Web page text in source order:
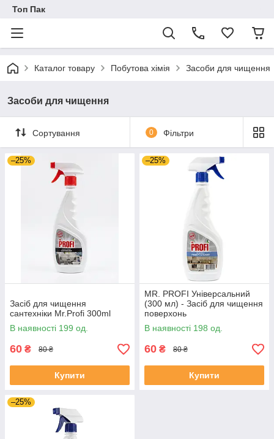
Топ Пак
Каталог товару Побутова хімія Засоби для чищення
Засоби для чищення
Сортування 0 Фільтри
–25%
Засіб для чищення
сантехніки Mr.Profi 300ml
В наявності 199 од.
60 ₴ 80 ₴
Купити
–25%
MR. PROFI Універсальний
(300 мл) - Засіб для чищення
поверхонь
В наявності 198 од.
60 ₴ 80 ₴
Купити
–25%